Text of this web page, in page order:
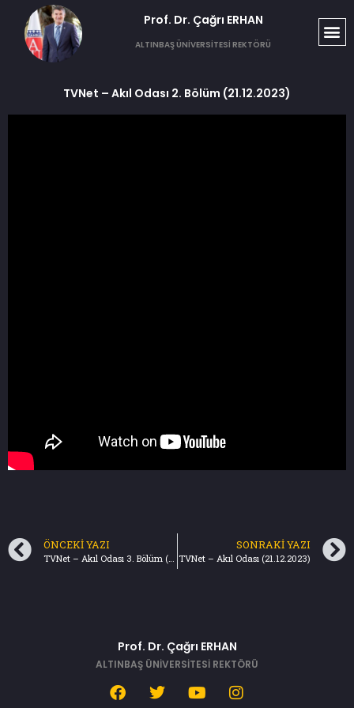
Prof. Dr. Çağrı ERHAN​
ALTINBAŞ ÜNİVERSİTESİ REKTÖRÜ
TVNet – Akıl Odası 2. Bölüm (21.12.2023)
ÖNCEKI YAZI SONRAKI YAZI
TVNet – Akıl Odası (21.12.2023)
Prof. Dr. Çağrı ERHAN
ALTINBAŞ ÜNİVERSİTESİ REKTÖRÜ